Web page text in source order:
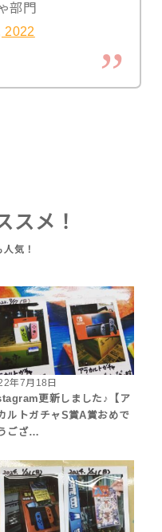
部門
2022
スメ！
年7月18日
更新しました♪【ア
ルトガチャS賞A賞おめで
ござ…